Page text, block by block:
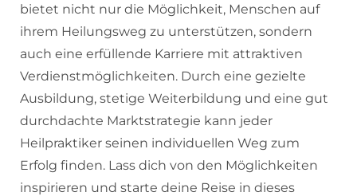
bietet nicht nur die Möglichkeit, Menschen auf
ihrem Heilungsweg zu unterstützen, sondern
auch eine erfüllende Karriere mit attraktiven
Verdienstmöglichkeiten. Durch eine gezielte
Ausbildung, stetige Weiterbildung und eine gut
durchdachte Marktstrategie kann jeder
Heilpraktiker seinen individuellen Weg zum
Erfolg finden. Lass dich von den Möglichkeiten
inspirieren und starte deine Reise in dieses